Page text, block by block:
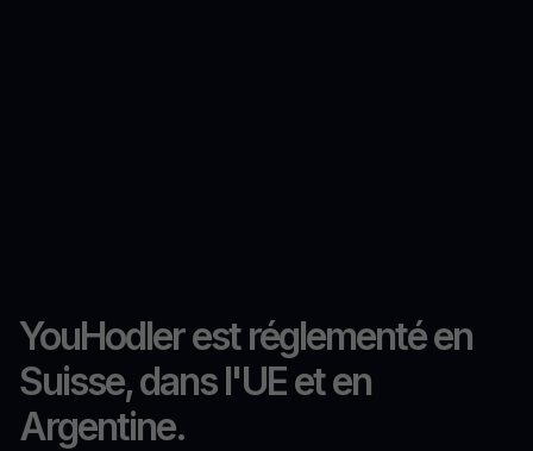
YouHodler est réglementé en
Suisse, dans l'UE et en
Argentine.